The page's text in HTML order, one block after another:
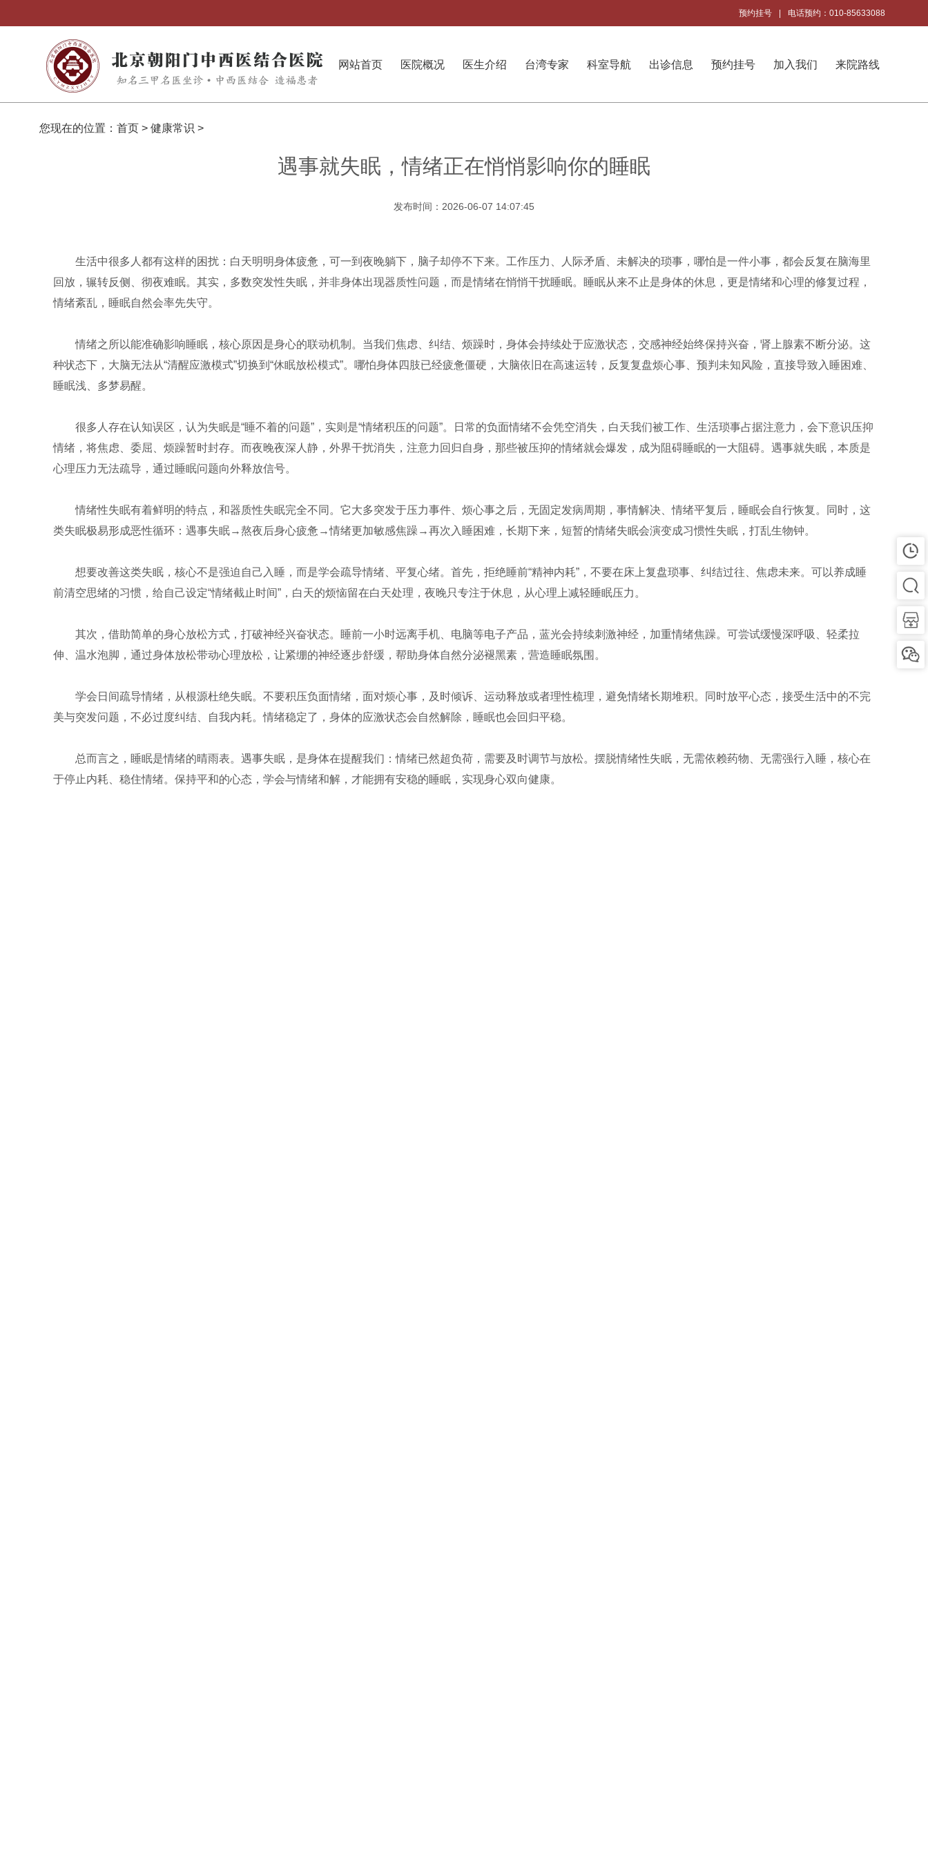
电话预约：010-85633088
预约挂号
网站首页 医院概况 医生介绍 台湾专家 科室导航 出诊信息 预约挂号 加入我们 来院路线
您现在的位置： 首页 > 健康常识 >
遇事就失眠，情绪正在悄悄影响你的睡眠
发布时间：2026-06-07 14:07:45
生活中很多人都有这样的困扰：白天明明身体疲惫，可一到夜晚躺下，脑子却停不下来。工作压力、人际矛盾、未解决的琐事，哪怕是一件小事，都会反复在脑海里
回放，辗转反侧、彻夜难眠。其实，多数突发性失眠，并非身体出现器质性问题，而是情绪在悄悄干扰睡眠。睡眠从来不止是身体的休息，更是情绪和心理的修复过程，
情绪紊乱，睡眠自然会率先失守。
情绪之所以能准确影响睡眠，核心原因是身心的联动机制。当我们焦虑、纠结、烦躁时，身体会持续处于应激状态，交感神经始终保持兴奋，肾上腺素不断分泌。这
种状态下，大脑无法从“清醒应激模式”切换到“休眠放松模式”。哪怕身体四肢已经疲惫僵硬，大脑依旧在高速运转，反复复盘烦心事、预判未知风险，直接导致入睡困难、
睡眠浅、多梦易醒。
很多人存在认知误区，认为失眠是“睡不着的问题”，实则是“情绪积压的问题”。日常的负面情绪不会凭空消失，白天我们被工作、生活琐事占据注意力，会下意识压抑
情绪，将焦虑、委屈、烦躁暂时封存。而夜晚夜深人静，外界干扰消失，注意力回归自身，那些被压抑的情绪就会爆发，成为阻碍睡眠的一大阻碍。遇事就失眠，本质是
心理压力无法疏导，通过睡眠问题向外释放信号。
情绪性失眠有着鲜明的特点，和器质性失眠完全不同。它大多突发于压力事件、烦心事之后，无固定发病周期，事情解决、情绪平复后，睡眠会自行恢复。同时，这
类失眠极易形成恶性循环：遇事失眠→熬夜后身心疲惫→情绪更加敏感焦躁→再次入睡困难，长期下来，短暂的情绪失眠会演变成习惯性失眠，打乱生物钟。
想要改善这类失眠，核心不是强迫自己入睡，而是学会疏导情绪、平复心绪。首先，拒绝睡前“精神内耗”，不要在床上复盘琐事、纠结过往、焦虑未来。可以养成睡
前清空思绪的习惯，给自己设定“情绪截止时间”，白天的烦恼留在白天处理，夜晚只专注于休息，从心理上减轻睡眠压力。
其次，借助简单的身心放松方式，打破神经兴奋状态。睡前一小时远离手机、电脑等电子产品，蓝光会持续刺激神经，加重情绪焦躁。可尝试缓慢深呼吸、轻柔拉
伸、温水泡脚，通过身体放松带动心理放松，让紧绷的神经逐步舒缓，帮助身体自然分泌褪黑素，营造睡眠氛围。
学会日间疏导情绪，从根源杜绝失眠。不要积压负面情绪，面对烦心事，及时倾诉、运动释放或者理性梳理，避免情绪长期堆积。同时放平心态，接受生活中的不完
美与突发问题，不必过度纠结、自我内耗。情绪稳定了，身体的应激状态会自然解除，睡眠也会回归平稳。
总而言之，睡眠是情绪的晴雨表。遇事失眠，是身体在提醒我们：情绪已然超负荷，需要及时调节与放松。摆脱情绪性失眠，无需依赖药物、无需强行入睡，核心在
于停止内耗、稳住情绪。保持平和的心态，学会与情绪和解，才能拥有安稳的睡眠，实现身心双向健康。